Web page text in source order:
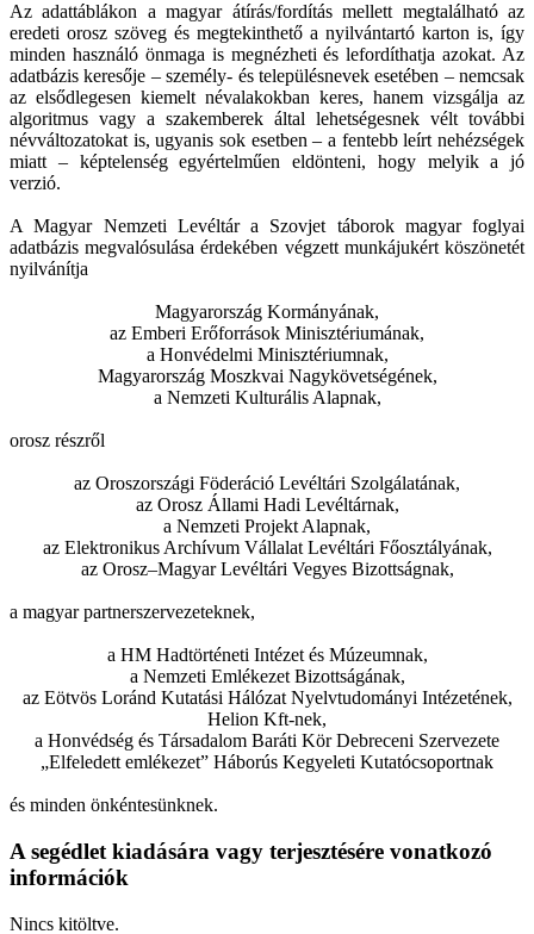
Az adattáblákon a magyar átírás/fordítás mellett megtalálható az
eredeti orosz szöveg és megtekinthető a nyilvántartó karton is, így
minden használó önmaga is megnézheti és lefordíthatja azokat. Az
adatbázis keresője – személy- és településnevek esetében – nemcsak
az elsődlegesen kiemelt névalakokban keres, hanem vizsgálja az
algoritmus vagy a szakemberek által lehetségesnek vélt további
névváltozatokat is, ugyanis sok esetben – a fentebb leírt nehézségek
miatt – képtelenség egyértelműen eldönteni, hogy melyik a jó
verzió.
A Magyar Nemzeti Levéltár a Szovjet táborok magyar foglyai
adatbázis megvalósulása érdekében végzett munkájukért köszönetét
nyilvánítja
Magyarország Kormányának,
az Emberi Erőforrások Minisztériumának,
a Honvédelmi Minisztériumnak,
Magyarország Moszkvai Nagykövetségének,
a Nemzeti Kulturális Alapnak,
orosz részről
az Oroszországi Föderáció Levéltári Szolgálatának,
az Orosz Állami Hadi Levéltárnak,
a Nemzeti Projekt Alapnak,
az Elektronikus Archívum Vállalat Levéltári Főosztályának,
az Orosz–Magyar Levéltári Vegyes Bizottságnak,
a magyar partnerszervezeteknek,
a HM Hadtörténeti Intézet és Múzeumnak,
a Nemzeti Emlékezet Bizottságának,
az Eötvös Loránd Kutatási Hálózat Nyelvtudományi Intézetének,
Helion Kft-nek,
a Honvédség és Társadalom Baráti Kör Debreceni Szervezete
„Elfeledett emlékezet” Háborús Kegyeleti Kutatócsoportnak
és minden önkéntesünknek.
A segédlet kiadására vagy terjesztésére vonatkozó
információk
Nincs kitöltve.